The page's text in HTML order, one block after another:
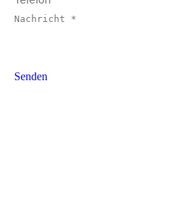
Nachricht *
Senden